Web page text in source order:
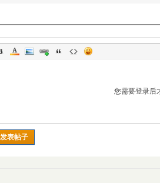
您需要登录后
发表帖子